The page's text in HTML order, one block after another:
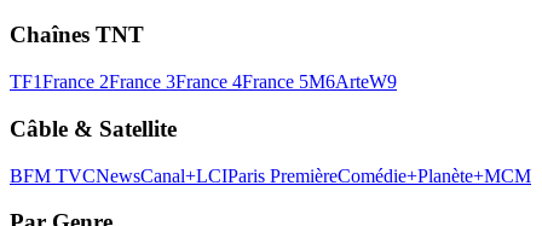
Chaînes TNT
TF1France 2France 3France 4France 5M6ArteW9
Câble & Satellite
BFM TVCNewsCanal+LCIParis PremièreComédie+Planète+MCM